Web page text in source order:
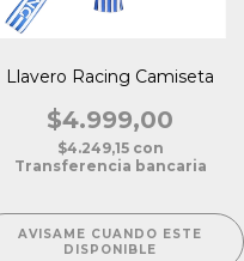
Llavero Racing Camiseta
$4.999,00
$4.249,15 con
Transferencia bancaria
AVISAME CUANDO ESTE
DISPONIBLE